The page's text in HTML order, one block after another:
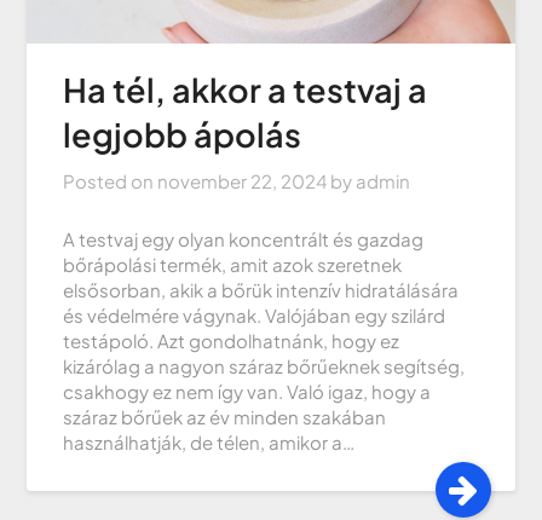
Ha tél, akkor a testvaj a
legjobb ápolás
Posted on november 22, 2024 by admin
A testvaj egy olyan koncentrált és gazdag
bőrápolási termék, amit azok szeretnek
elsősorban, akik a bőrük intenzív hidratálására
és védelmére vágynak. Valójában egy szilárd
testápoló. Azt gondolhatnánk, hogy ez
kizárólag a nagyon száraz bőrűeknek segítség,
csakhogy ez nem így van. Való igaz, hogy a
száraz bőrűek az év minden szakában
használhatják, de télen, amikor a…